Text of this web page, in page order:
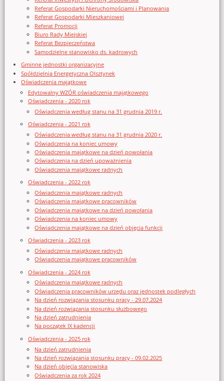
Referat Gospodarki Nieruchomościami i Planowania
Referat Gospodarki Mieszkaniowej
Referat Promocji
Biuro Rady Miejskiej
Referat Bezpieczeństwa
Samodzielne stanowisko ds. kadrowych
Gminne jednostki organizacyjne
Spółdzielnia Energetyczna Olsztynek
Oświadczenia majątkowe
Edytowalny WZÓR oświadczenia majątkowego
Oświadczenia - 2020 rok
Oświadczenia według stanu na 31 grudnia 2019 r.
Oświadczenia - 2021 rok
Oświadczenia według stanu na 31 grudnia 2020 r.
Oświadczenia na koniec umowy
Oświadczenia majątkowe na dzień powołania
Oświadczenia na dzień upoważnienia
Oświadczenia majątkowe radnych
Oświadczenia - 2022 rok
Oświadczenia majątkowe radnych
Oświadczenia majątkowe pracowników
Oświadczenia majątkowe na dzień powołania
Oświadczenia na koniec umowy
Oświadczenia majątkowe na dzień objęcia funkcji
Oświadczenia - 2023 rok
Oświadczenia majątkowe radnych
Oświadczenia majątkowe pracowników
Oświadczenia - 2024 rok
Oświadczenia majątkowe radnych
Oświadczenia pracowników urzędu oraz jednostek podległych
Na dzień rozwiązania stosunku pracy - 29.07.2024
Na dzień rozwiązania stosunku służbowego
Na dzień zatrudnienia
Na początek IX kadencji
Oświadczenia - 2025 rok
Na dzień zatrudnienia
Na dzień rozwiązania stosunku pracy - 09.02.2025
Na dzień objęcia stanowiska
Oświadczenia za rok 2024